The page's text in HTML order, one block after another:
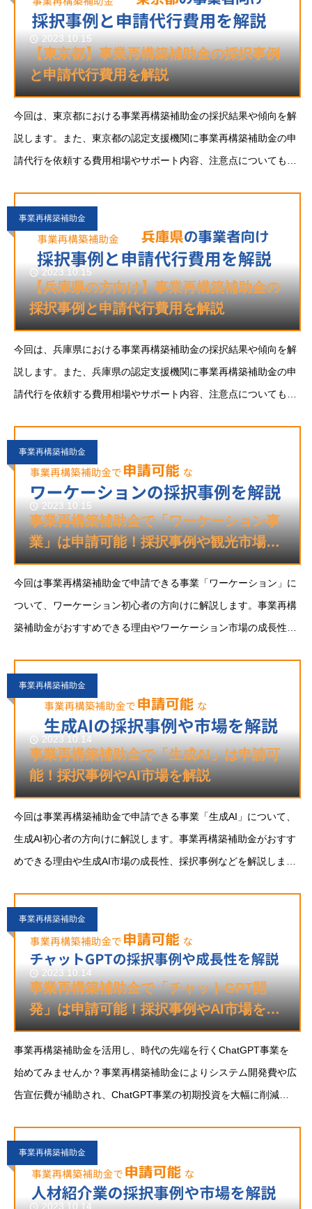
2023.10.15
【東京都】事業再構築補助金の採択事例
と申請代行費用を解説
今回は、東京都における事業再構築補助金の採択結果や傾向を解
説します。また、東京都の認定支援機関に事業再構築補助金の申
請代行を依頼する費用相場やサポート内容、注意点についても解
方の参考になれば幸いです。事業再構築補助金と
事業再構築補助金
2023.10.15
【兵庫県の方向け】事業再構築補助金の
採択事例と申請代行費用を解説
今回は、兵庫県における事業再構築補助金の採択結果や傾向を解
説します。また、兵庫県の認定支援機関に事業再構築補助金の申
請代行を依頼する費用相場やサポート内容、注意点についても解
方の参考になれば幸いです。事業再構築補助金と
事業再構築補助金
2023.10.15
事業再構築補助金で「ワーケーション事
業」は申請可能！採択事例や観光市場を
解説
今回は事業再構築補助金で申請できる事業「ワーケーション」に
ついて、ワーケーション初心者の方向けに解説します。事業再構
築補助金がおすすめできる理由やワーケーション市場の成長性、
検討の方のご参考になれば幸いです。ワーケーシ
事業再構築補助金
2023.10.14
事業再構築補助金で「生成AI」は申請可
能！採択事例やAI市場を解説
今回は事業再構築補助金で申請できる事業「生成AI」について、
生成AI初心者の方向けに解説します。事業再構築補助金がおすす
めできる理由や生成AI市場の成長性、採択事例などを解説しま
す。生成AIとは
事業再構築補助金
2023.10.14
事業再構築補助金で「チャットGPT開
発」は申請可能！採択事例やAI市場を解
説
事業再構築補助金を活用し、時代の先端を行くChatGPT事業を
始めてみませんか？事業再構築補助金によりシステム開発費や広
告宣伝費が補助され、ChatGPT事業の初期投資を大幅に削減可
ジタルトランスフォーメーションを
事業再構築補助金
2023.10.14